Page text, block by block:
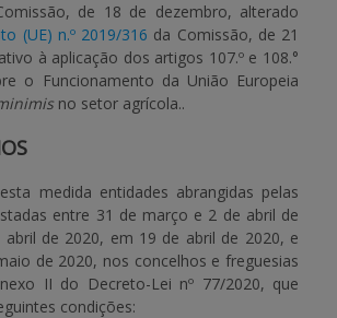
de 18 de dezembro, alterado
(UE) n.º 2019/316 da Comissão, de 21
à aplicação dos artigos 107.º e 108.°
o Funcionamento da União Europeia
no setor agrícola..
medida entidades abrangidas pelas
entre 31 de março e 2 de abril de
de 2020, em 19 de abril de 2020, e
de 2020, nos concelhos e freguesias
II do Decreto-Lei nº 77/2020, que
condições: